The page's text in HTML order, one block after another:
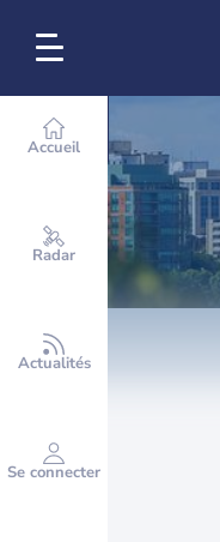
Accueil
Radar
Actualités
Se connecter